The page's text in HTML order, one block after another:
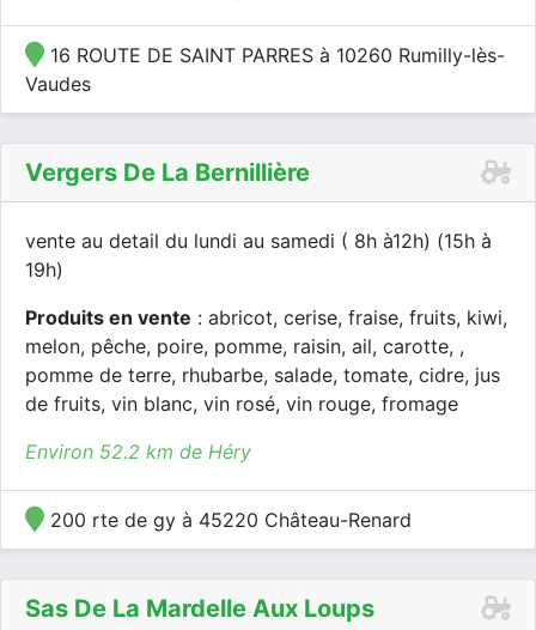
16 ROUTE DE SAINT PARRES à 10260 Rumilly-lès-
Vaudes
Vergers De La Bernillière
vente au detail du lundi au samedi ( 8h à12h) (15h à
19h)
Produits en vente : abricot, cerise, fraise, fruits, kiwi,
melon, pêche, poire, pomme, raisin, ail, carotte, ,
pomme de terre, rhubarbe, salade, tomate, cidre, jus
de fruits, vin blanc, vin rosé, vin rouge, fromage
Environ 52.2 km de Héry
200 rte de gy à 45220 Château-Renard
Sas De La Mardelle Aux Loups